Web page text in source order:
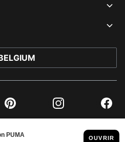
Pinterest Instagram
GMBH, 2026. TOUS DROITS RÉSERVÉS
MENTIONS ET DONNÉES LÉGALES